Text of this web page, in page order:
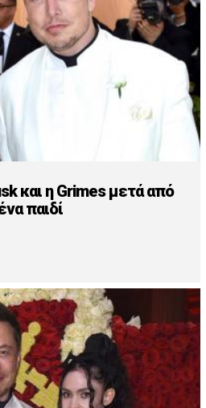
και η Grimes μετά από
παιδί